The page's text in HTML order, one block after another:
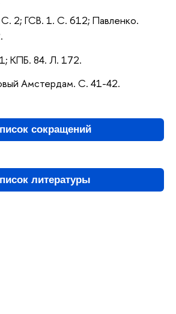
2; ГСВ. 1. С. 612; Павленко.
КПБ. 84. Л. 172.
Амстердам. С. 41-42.
сокращений
литературы